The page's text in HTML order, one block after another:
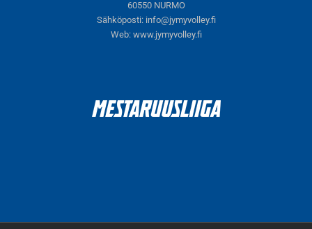
60550 NURMO
Sähköposti: info@jymyvolley.fi
Web: www.jymyvolley.fi